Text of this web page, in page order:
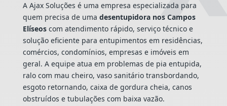
A Ajax Soluções é uma empresa especializada para
quem precisa de uma desentupidora nos Campos
Elíseoscom atendimento rápido, serviço técnico e
solução eficiente para entupimentos em residências,
comércios, condomínios, empresas e imóveis em
geral. A equipe atua em problemas de pia entupida,
ralo com mau cheiro, vaso sanitário transbordando,
esgoto retornando, caixa de gordura cheia, canos
obstruídos e tubulações com baixa vazão.